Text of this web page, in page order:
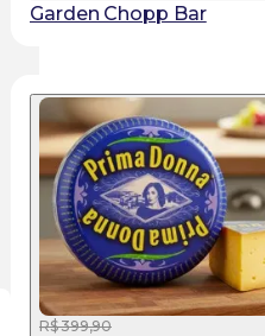
Garden Chopp Bar
R$ 399,90